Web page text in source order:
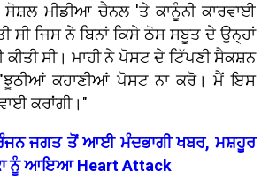
ਮੀਡੀਆ ਚੈਨਲ 'ਤੇ ਕਾਨੂੰਨੀ ਕਾਰਵਾਈ
ਸੀ ਜਿਸ ਨੇ ਬਿਨਾਂ ਕਿਸੇ ਠੋਸ ਸਬੂਤ ਦੇ ਉਨ੍ਹਾਂ
ਸੀ। ਮਾਹੀ ਨੇ ਪੋਸਟ ਦੇ ਟਿੱਪਣੀ ਸੈਕਸ਼ਨ
"ਝੂਠੀਆਂ ਕਹਾਣੀਆਂ ਪੋਸਟ ਨਾ ਕਰੋ। ਮੈਂ ਇਸ
ਕਰਾਂਗੀ।"
ਜਗਤ ਤੋਂ ਆਈ ਮੰਦਭਾਗੀ ਖਬਰ, ਮਸ਼ਹੂਰ
ਨੂੰ ਆਇਆ Heart Attack